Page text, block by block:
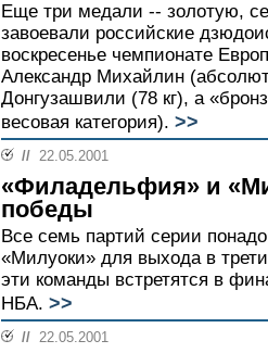
Еще три медали -- золотую,
завоевали российские
воскресенье чемпионате
Александр Михайлин
Донгузашвили (78 кг), а
весовая категория). >>
// 22.05.2001
«Филадельфия» и
победы
Все семь партий серии
«Милуоки» для выхода в
эти команды встретятся в
НБА. >>
// 22.05.2001